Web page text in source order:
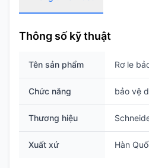
Thông số kỹ thuật
Tên sản phẩm Rơ le
Chức năng bảo vệ
Thương hiệu
Xuất xứ Hàn